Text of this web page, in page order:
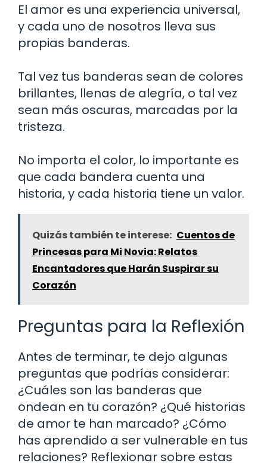
El amor es una experiencia universal,
y cada uno de nosotros lleva sus
propias banderas.
Tal vez tus banderas sean de colores
brillantes, llenas de alegría, o tal vez
sean más oscuras, marcadas por la
tristeza.
No importa el color, lo importante es
que cada bandera cuenta una
historia, y cada historia tiene un valor.
Quizás también te interese: Cuentos de
Princesas para Mi Novia: Relatos
Encantadores que Harán Suspirar su
Corazón
Preguntas para la Reflexión
Antes de terminar, te dejo algunas
preguntas que podrías considerar:
¿Cuáles son las banderas que
ondean en tu corazón? ¿Qué historias
de amor te han marcado? ¿Cómo
has aprendido a ser vulnerable en tus
relaciones? Reflexionar sobre estas